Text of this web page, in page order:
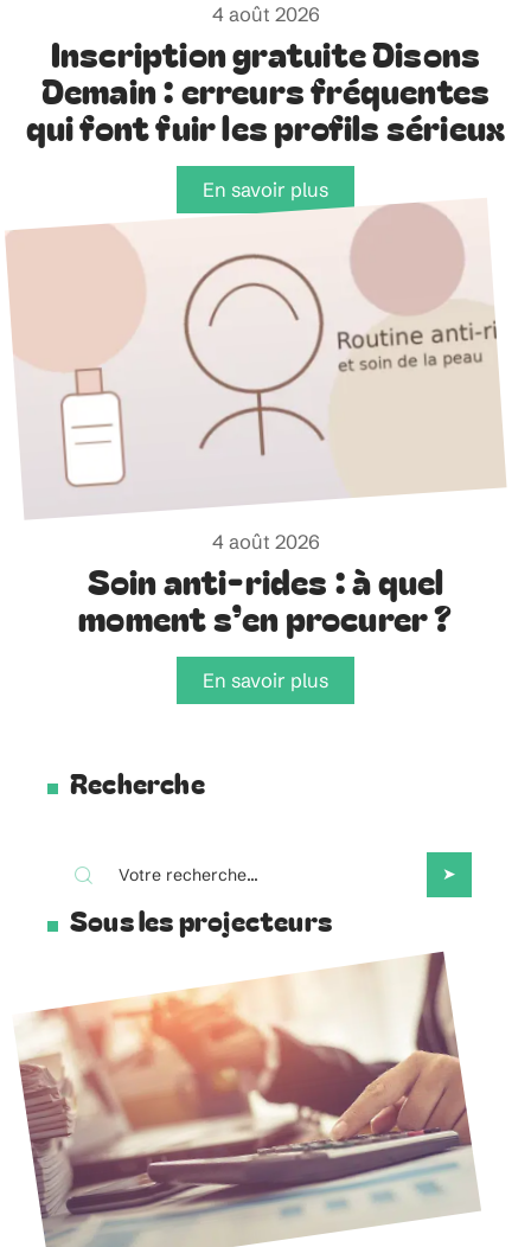
4 août 2026
Inscription gratuite Disons
Demain : erreurs fréquentes
qui font fuir les profils sérieux
En savoir plus
4 août 2026
Soin anti-rides : à quel
moment s’en procurer ?
En savoir plus
Recherche
Sous les projecteurs